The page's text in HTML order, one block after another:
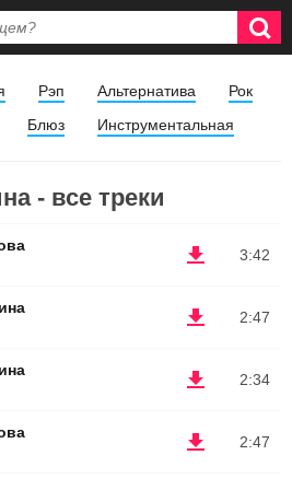
Рэп Альтернатива
Рок
Блюз Инструментальная
- все треки
3:42
2:47
2:34
2:47